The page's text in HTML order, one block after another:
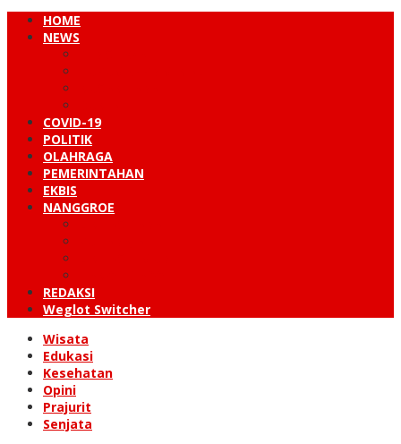
HOME
NEWS
COVID-19
POLITIK
OLAHRAGA
PEMERINTAHAN
EKBIS
NANGGROE
REDAKSI
Weglot Switcher
Wisata
Edukasi
Kesehatan
Opini
Prajurit
Senjata